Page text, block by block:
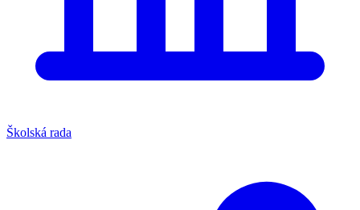
Školská rada